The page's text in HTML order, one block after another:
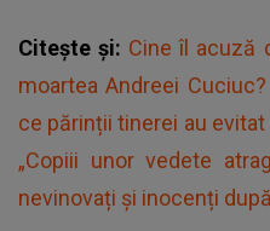
Citește și: Cine îl acuză
moartea Andreei
ce părinții tinerei au
„Copiii unor vedete
nevinovați și inocenți